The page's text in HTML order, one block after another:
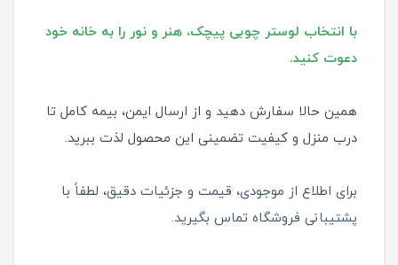
با انتخاب لوستر چوبی پیچک، هنر و نور را به خانه خود
دعوت کنید.
همین حالا سفارش دهید و از ارسال ایمن، بیمه کامل تا
درب منزل و کیفیت تضمینی این محصول لذت ببرید.
برای اطلاع از موجودی، قیمت و جزئیات دقیق، لطفاً با
پشتیبانی فروشگاه تماس بگیرید.